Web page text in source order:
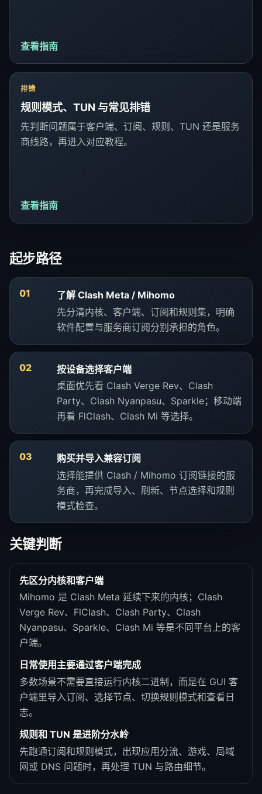
查看指南
排错
规则模式、TUN 与常见排错
先判断问题属于客户端、订阅、规则、TUN 还是服务
商线路，再进入对应教程。
查看指南
起步路径
01
了解 Clash Meta / Mihomo
先分清内核、客户端、订阅和规则集，明确
软件配置与服务商订阅分别承担的角色。
02
按设备选择客户端
桌面优先看 Clash Verge Rev、Clash
Party、Clash Nyanpasu、Sparkle；移动端
再看 FlClash、Clash Mi 等选择。
03
购买并导入兼容订阅
选择能提供 Clash / Mihomo 订阅链接的服
务商，再完成导入、刷新、节点选择和规则
模式检查。
关键判断
先区分内核和客户端
Mihomo 是 Clash Meta 延续下来的内核；Clash
Verge Rev、FlClash、Clash Party、Clash
Nyanpasu、Sparkle、Clash Mi 等是不同平台上的客
户端。
日常使用主要通过客户端完成
多数场景不需要直接运行内核二进制，而是在 GUI 客
户端里导入订阅、选择节点、切换规则模式和查看日
志。
规则和 TUN 是进阶分水岭
先跑通订阅和规则模式，出现应用分流、游戏、局域
网或 DNS 问题时，再处理 TUN 与路由细节。